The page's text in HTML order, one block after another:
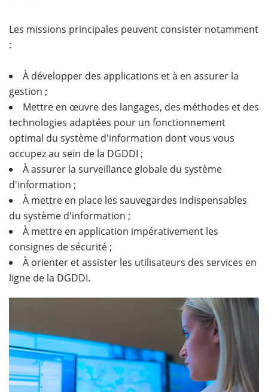
Les missions principales peuvent consister notamment
:
À développer des applications et à en assurer la
gestion ;
Mettre en œuvre des langages, des méthodes et des
technologies adaptées pour un fonctionnement
optimal du système d'information dont vous vous
occupez au sein de la DGDDI ;
À assurer la surveillance globale du système
d'information ;
À mettre en place les sauvegardes indispensables
du système d'information ;
À mettre en application impérativement les
consignes de sécurité ;
À orienter et assister les utilisateurs des services en
ligne de la DGDDI.